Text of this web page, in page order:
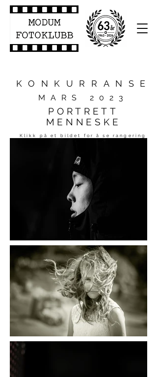
KONKURRANSE
MARS 2023
PORTRETT
MENNESKE
Klikk på et bildet for å se rangering